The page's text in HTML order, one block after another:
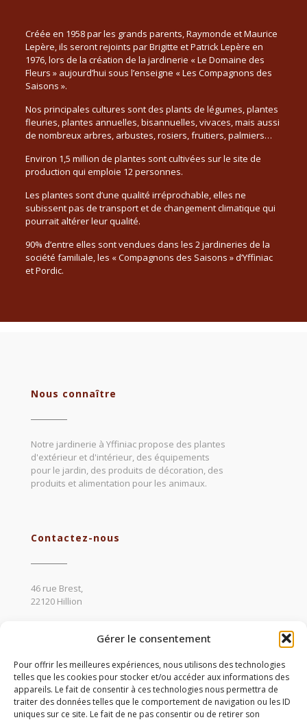
Gérer le consentement
Pour offrir les meilleures expériences, nous utilisons des technologies
telles que les cookies pour stocker et/ou accéder aux informations des
appareils. Le fait de consentir à ces technologies nous permettra de
traiter des données telles que le comportement de navigation ou les ID
uniques sur ce site. Le fait de ne pas consentir ou de retirer son
Créée en 1958 par les grands parents, Raymonde et Maurice
Lepère, ils seront rejoints par Brigitte et Patrick Lepère en
1976, lors de la création de la jardinerie « Le Domaine des
Fleurs » aujourd’hui sous l’enseigne « Les Compagnons des
Saisons ».
Nos principales cultures sont des plants de légumes, plantes
fleuries, plantes annuelles, bisannuelles, vivaces, mais aussi
de nombreux arbres, arbustes, rosiers, fruitiers, palmiers…
Environ 1,5 million de plantes sont cultivées sur le site de
production qui emploie 12 personnes.
Les plantes sont d’une qualité irréprochable, elles ne
subissent pas de transport et de changement climatique qui
pourrait altérer leur qualité.
90% d’entre elles sont vendues dans les 2 jardineries de la
société familiale, les « Compagnons des Saisons » d’Yffiniac
et Pordic.
Nous connaître
Notre jardinerie à Yffiniac propose des plantes
d'extérieur et d'intérieur, des équipements
pour le jardin, des produits de décoration, des
produits et alimentation pour les animaux.
Contactez-nous
46 rue Brest,
22120 Hillion
Suivez-nous